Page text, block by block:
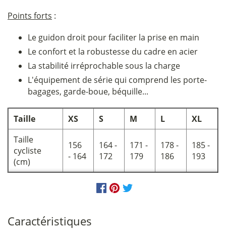
Points forts :
Le guidon droit pour faciliter la prise en main
Le confort et la robustesse du cadre en acier
La stabilité irréprochable sous la charge
L'équipement de série qui comprend les porte-
bagages, garde-boue, béquille...
Taille XS S M L
XL
Taille
cycliste
(cm)
156
- 164
164 -
172
171 -
179
178 -
186
185 -
193
Caractéristiques